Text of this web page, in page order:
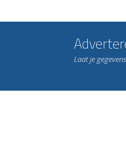
Laat je